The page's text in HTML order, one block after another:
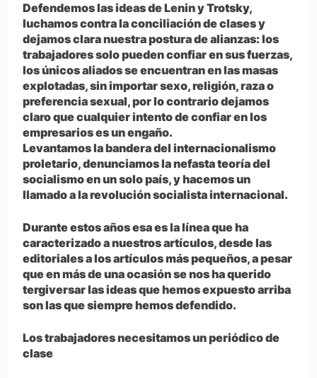
Defendemos las ideas de Lenin y Trotsky,
luchamos contra la conciliación de clases y
dejamos clara nuestra postura de alianzas: los
trabajadores solo pueden confiar en sus fuerzas,
los únicos aliados se encuentran en las masas
explotadas, sin importar sexo, religión, raza o
preferencia sexual, por lo contrario dejamos
claro que cualquier intento de confiar en los
empresarios es un engaño.
Levantamos la bandera del internacionalismo
proletario, denunciamos la nefasta teoría del
socialismo en un solo país, y hacemos un
llamado a la revolución socialista internacional.
Durante estos años esa es la línea que ha
caracterizado a nuestros artículos, desde las
editoriales a los artículos más pequeños, a pesar
que en más de una ocasión se nos ha querido
tergiversar las ideas que hemos expuesto arriba
son las que siempre hemos defendido.
Los trabajadores necesitamos un periódico de
clase